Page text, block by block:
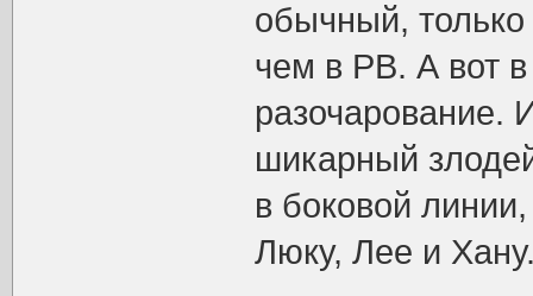
обычный,
чем в РВ. А вот
разочарование.
шикарный
в боковой
Люку, Лее и